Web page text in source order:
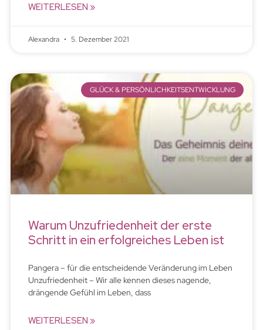
WEITERLESEN »
Alexandra 5. Dezember 2021
GLÜCK & PERSÖNLICHKEITSENTWICKLUNG
Warum Unzufriedenheit der erste
Schritt in ein erfolgreiches Leben ist
Pangera – für die entscheidende Veränderung im Leben
Unzufriedenheit – Wir alle kennen dieses nagende,
drängende Gefühl im Leben, dass
WEITERLESEN »